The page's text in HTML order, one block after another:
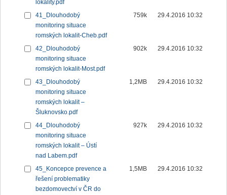
lokality.pdf
41_Dlouhodobý
monitoring situace
romských lokalit-Cheb.pdf
759k 29.4.2016 10:32
42_Dlouhodobý
monitoring situace
romských lokalit-Most.pdf
902k 29.4.2016 10:32
43_Dlouhodobý
monitoring situace
romských lokalit –
Šluknovsko.pdf
1,2MB 29.4.2016 10:32
44_Dlouhodobý
monitoring situace
romských lokalit – Ústí
nad Labem.pdf
927k 29.4.2016 10:32
45_Koncepce prevence a
řešení problematiky
bezdomovectví v ČR do
1,5MB 29.4.2016 10:32